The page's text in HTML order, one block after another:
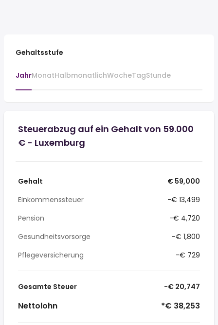
Gehaltsstufe
JahrMonatHalbmonatlichWocheTagStunde
Steuerabzug auf ein Gehalt von 59.000
€ - Luxemburg
Gehalt
€ 59,000
Einkommenssteuer
-€ 13,499
Pension
-€ 4,720
Gesundheitsvorsorge
-€ 1,800
Pflegeversicherung
-€ 729
Gesamte Steuer -€ 20,747
Nettolohn *€ 38,253